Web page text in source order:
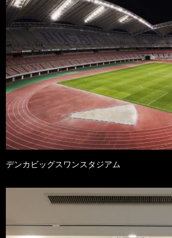
デンカビッグスワンスタジアム